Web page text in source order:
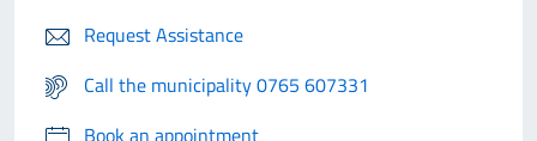
Request Assistance
Call the municipality 0765 607331
Book an appointment